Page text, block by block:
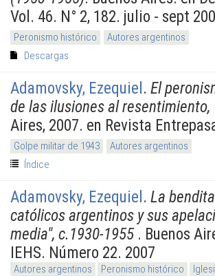
Vol. 46. N° 2, 182. julio - sept
Peronismo histórico
Autores argentinos
Descargas
Adamovsky, Ezequiel. El
de las ilusiones al resentimiento,
Aires, 2007. en Revista
Golpe militar de 1943
Autores argentinos
Índice
Adamovsky, Ezequiel. La
católicos argentinos y sus
media", c.1930-1955 . Buenos
IEHS. Número 22. 2007
Autores argentinos Peronismo histórico